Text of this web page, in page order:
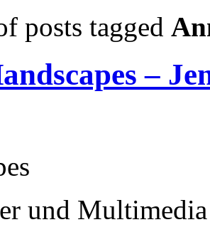
posts tagged
–
und Multimedia